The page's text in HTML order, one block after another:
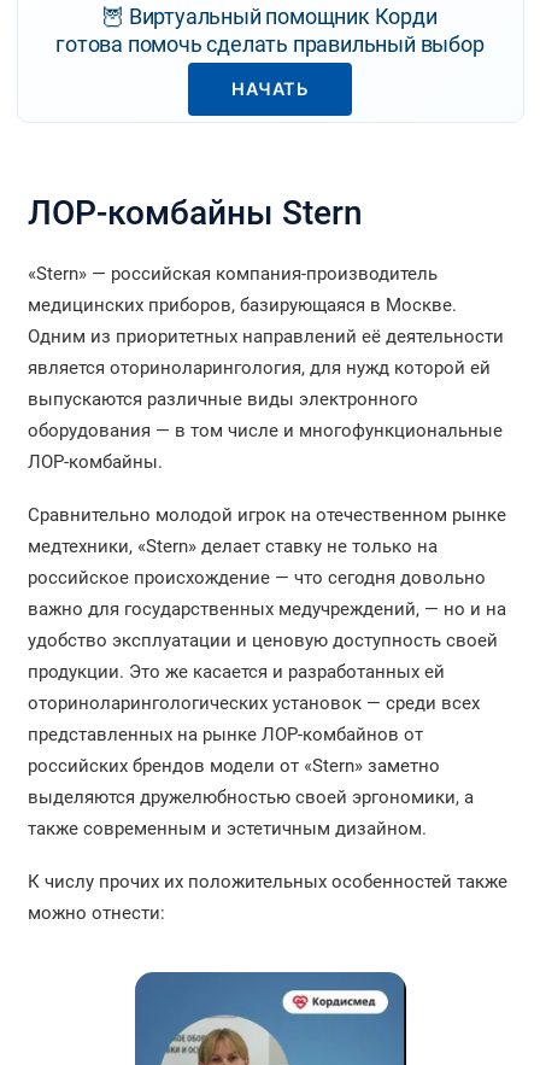
🦉 Виртуальный помощник Корди
готова помочь сделать правильный выбор
НАЧАТЬ
ЛОР-комбайны Stern
«Stern» — российская компания-производитель
медицинских приборов, базирующаяся в Москве.
Одним из приоритетных направлений её деятельности
является оториноларингология, для нужд которой ей
выпускаются различные виды электронного
оборудования — в том числе и многофункциональные
ЛОР-комбайны.
Сравнительно молодой игрок на отечественном рынке
медтехники, «Stern» делает ставку не только на
российское происхождение — что сегодня довольно
важно для государственных медучреждений, — но и на
удобство эксплуатации и ценовую доступность своей
продукции. Это же касается и разработанных ей
оториноларингологических установок — среди всех
представленных на рынке ЛОР-комбайнов от
российских брендов модели от «Stern» заметно
выделяются дружелюбностью своей эргономики, а
также современным и эстетичным дизайном.
К числу прочих их положительных особенностей также
можно отнести: